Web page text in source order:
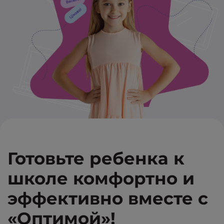
Готовьте ребенка к
школе комфортно и
эффективно вместе с
«Оптимой»!